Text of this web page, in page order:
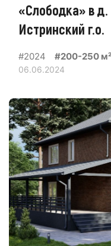
«Слободка» в
Истринский г.о.
#2024 #200-250 м²
06.06.2024